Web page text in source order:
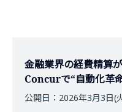
金融業界の経費精算
Concurで“自動化革
公開日：2026年3月3日(